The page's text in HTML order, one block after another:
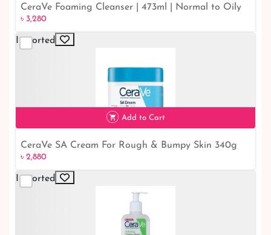
৳ 3,280
CeraVe Foaming Cleanser | 473ml | Normal to Oily
Skin | Effective Cleansing Solution
৳ 3,280
Imported
৳ 2,880
Add to Cart
CeraVe SA Cream For Rough & Bumpy Skin 340g
৳ 2,880
Imported